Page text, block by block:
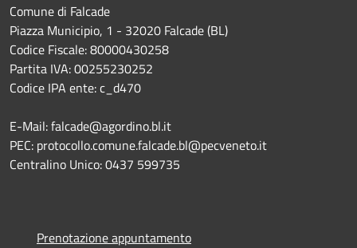
Comune di Falcade
Piazza Municipio, 1 - 32020 Falcade (BL)
Codice Fiscale: 80000430258
Partita IVA: 00255230252
Codice IPA ente: c_d470
E-Mail: falcade@agordino.bl.it
PEC: protocollo.comune.falcade.bl@pecveneto.it
Centralino Unico: 0437 599735
Prenotazione appuntamento